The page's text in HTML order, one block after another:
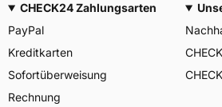
CHECK24 Zahlungsarten
PayPal
Kreditkarten
Sofortüberweisung
Rechnung